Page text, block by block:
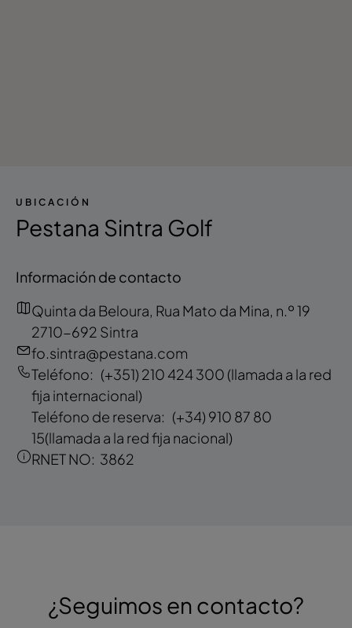
UBICACIÓN
Pestana Sintra Golf
Información de contacto
Quinta da Beloura, Rua Mato da Mina, n.º 19
2710-692 Sintra
fo.sintra@pestana.com
Teléfono: (+351) 210 424 300 (llamada a la red
fija internacional)
Teléfono de reserva: (+34) 910 87 80
15(llamada a la red fija nacional)
RNET NO: 3862
¿Seguimos en contacto?